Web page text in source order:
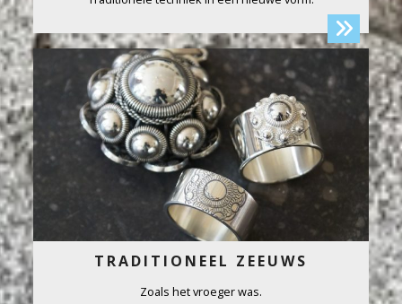
TRADITIONEEL ZEEUWS
Zoals het vroeger was.